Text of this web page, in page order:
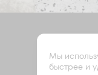
Мы
быстрее и